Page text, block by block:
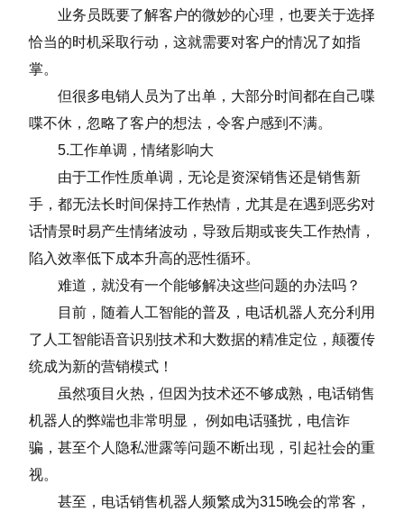
业务员既要了解客户的微妙的心理，也要关于选择
恰当的时机采取行动，这就需要对客户的情况了如指
掌。
但很多电销人员为了出单，大部分时间都在自己喋
喋不休，忽略了客户的想法，令客户感到不满。
5.工作单调，情绪影响大
由于工作性质单调，无论是资深销售还是销售新
手，都无法长时间保持工作热情，尤其是在遇到恶劣对
话情景时易产生情绪波动，导致后期或丧失工作热情，
陷入效率低下成本升高的恶性循环。
难道，就没有一个能够解决这些问题的办法吗？
目前，随着人工智能的普及，电话机器人充分利用
了人工智能语音识别技术和大数据的精准定位，颠覆传
统成为新的营销模式！
虽然项目火热，但因为技术还不够成熟，电话销售
机器人的弊端也非常明显， 例如电话骚扰，电信诈
骗，甚至个人隐私泄露等问题不断出现，引起社会的重
视。
甚至，电话销售机器人频繁成为315晚会的常客，